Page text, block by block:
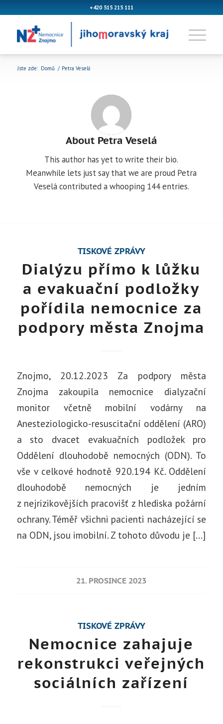
+420 515 215 111
Jste zde: Domů / Petra Veselá
About Petra Veselá
This author has yet to write their bio.
Meanwhile lets just say that we are proud Petra
Veselácontributed a whooping 144 entries.
TISKOVÉ ZPRÁVY
Dialýzu přímo k lůžku
a evakuační podložky
pořídila nemocnice za
podpory města Znojma
Znojmo, 20.12.2023 Za podpory města
Znojma zakoupila nemocnice dialyzační
monitor včetně mobilní vodárny na
Anesteziologicko-resuscitační oddělení (ARO)
a sto dvacet evakuačních podložek pro
Oddělení dlouhodobě nemocných (ODN). To
vše v celkové hodnotě 920.194 Kč. Oddělení
dlouhodobě nemocných je jedním
z nejrizikovějších pracovišť z hlediska požární
ochrany. Téměř všichni pacienti nacházející se
na ODN, jsou imobilní. Z tohoto důvodu je […]
21. PROSINCE 2023
TISKOVÉ ZPRÁVY
Nemocnice zahajuje
rekonstrukci veřejných
sociálních zařízení